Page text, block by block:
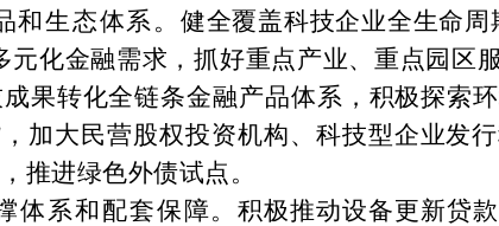
和生态体系。 健全覆盖科技企业全生命
元化金融需求，抓好重点产业、重点园区
果转化全链条金融产品体系，积极探索
，加大民营股权投资机构、科技型企业发
推进绿色外债试点。
体系和配套保障。积极推动设备更新贷